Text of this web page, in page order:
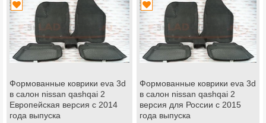
Формованные коврики eva 3d
в салон nissan qashqai 2
Европейская версия с 2014
года выпуска
Формованные коврики eva 3d
в салон nissan qashqai 2
версия для России с 2015
года выпуска